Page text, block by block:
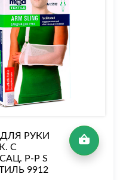
РУКИ
С
Р-Р S
9912